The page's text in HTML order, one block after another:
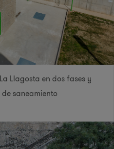
Llagosta en dos fases y
saneamiento